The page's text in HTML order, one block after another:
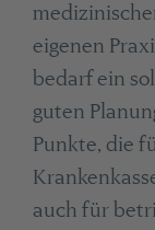
eigenen
bedarf ein
guten
Punkte, die
auch für